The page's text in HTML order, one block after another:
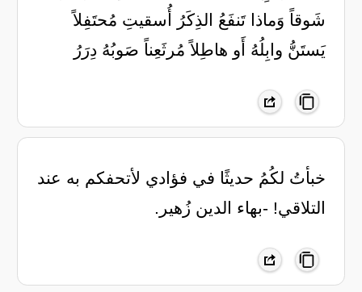
شَوقاً وَماذا تَنفَعُ الذِكَرُ أُسقيتِ مُحتَفِلاً
يَستَنُّ وابِلُهُ أَو هاطِلاً مُرثَعِناً صَوبُهُ دِرَرُ
خبأتُ لكُمُ حديثًا في فؤادي لأتحفكم به عند
التلاقي! -بهاء الدين زُهير.